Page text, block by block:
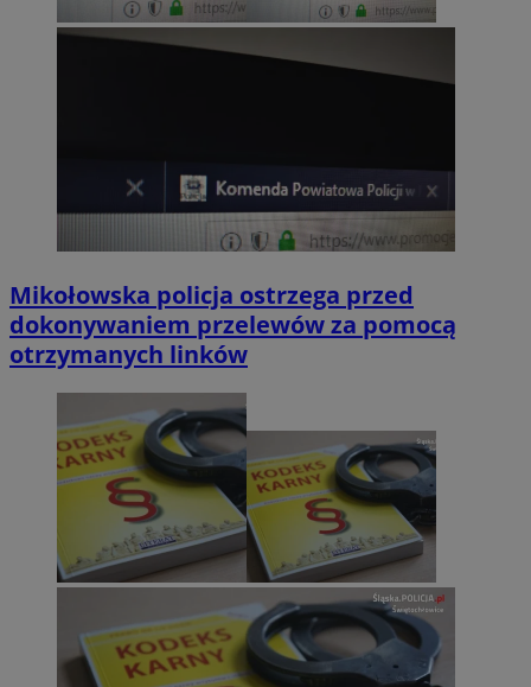
Mikołowska policja ostrzega przed
dokonywaniem przelewów za pomocą
otrzymanych linków